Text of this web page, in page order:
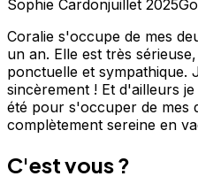
Sophie Cardonjuillet 2025
Coralie s'occupe de mes
un an. Elle est très
ponctuelle et sympathique.
sincèrement ! Et d'ailleurs
été pour s'occuper de mes
complètement sereine en
C'est vous ?